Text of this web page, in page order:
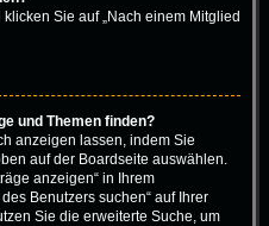
Sie auf „Nach einem Mitglied
und Themen finden?
anzeigen lassen, indem Sie
auf der Boardseite auswählen.
anzeigen“ in Ihrem
Benutzers suchen“ auf Ihrer
Sie die erweiterte Suche, um